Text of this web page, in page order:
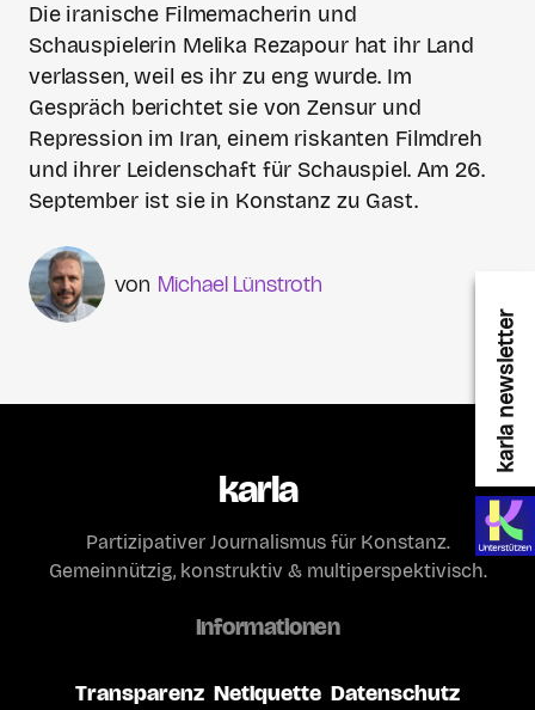
karla newsletter
Die iranische Filmemacherin und
Schauspielerin Melika Rezapour hat ihr Land
verlassen, weil es ihr zu eng wurde. Im
Gespräch berichtet sie von Zensur und
Repression im Iran, einem riskanten Filmdreh
und ihrer Leidenschaft für Schauspiel. Am 26.
September ist sie in Konstanz zu Gast.
Michael Lünstroth
karla
Partizipativer Journalismus für Konstanz.
Gemeinnützig, konstruktiv & multiperspektivisch.
Informationen
Transparenz Netiquette Datenschutz